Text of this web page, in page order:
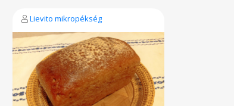
Lievito mikropékség